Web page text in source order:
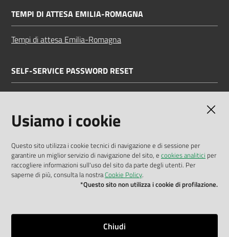
TEMPI DI ATTESA EMILIA-ROMAGNA
Tempi di attesa Emilia-Romagna
SELF-SERVICE PASSWORD RESET
Dichiarazione di accessibilità
Privacy policy
Usiamo i cookie
Questo sito utilizza i cookie tecnici di navigazione e di sessione per
garantire un miglior servizio di navigazione del sito, e cookies analitici per
raccogliere informazioni sull'uso del sito da parte degli utenti. Per
saperne di più, consulta la nostraCookie Policy.
*Questo sito non utilizza i cookie di profilazione.
Chiudi